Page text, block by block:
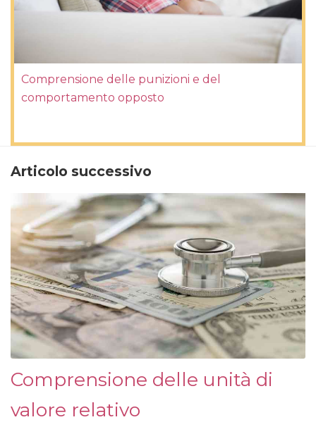
Comprensione delle punizioni e del
comportamento opposto
Articolo successivo
Comprensione delle unità di
valore relativo